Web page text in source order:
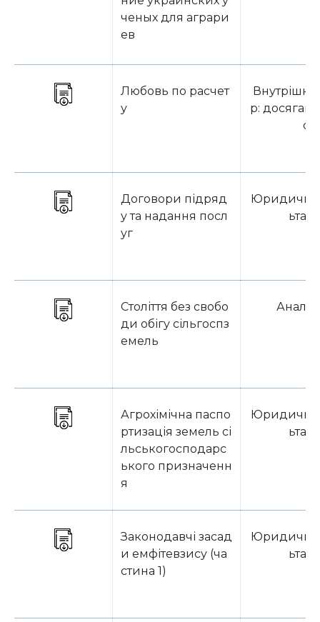
ченых для аграри
ев
Любовь по расчет
у
р: досягай
о
Договори підряд
у та надання посл
уг
Юридична
Століття без свобо
ди обігу сільгоспз
емель
Агрохімічна паспо
ртизація земель сі
льськогосподарс
ького призначенн
я
Юридична
Законодавчі засад
и емфітевзису (ча
стина 1)
Юридична